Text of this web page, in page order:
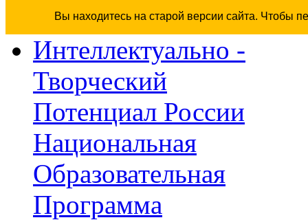
Вы находитесь на старой версии сайта. Чтобы
Интеллектуально -
Творческий
Потенциал России
Национальная
Образовательная
Программа